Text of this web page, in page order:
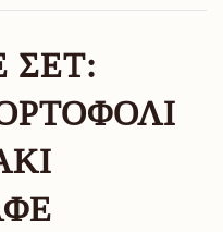
ΣΕΤ: